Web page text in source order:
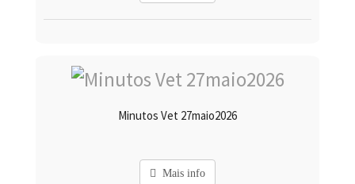
Minutos Vet 27maio2026
Mais info